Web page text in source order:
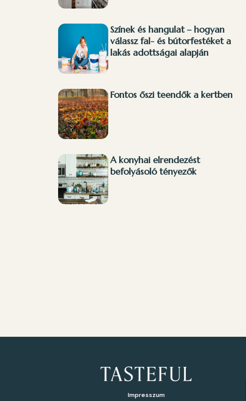
Színek és hangulat – hogyan
válassz fal- és bútorfestéket a
lakás adottságai alapján
Fontos őszi teendők a kertben
A konyhai elrendezést
befolyásoló tényezők
Impresszum